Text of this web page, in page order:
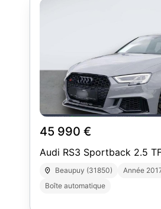
45 990 €
Audi RS3 Sportback 2.5
Beaupuy (31850) Année
Boîte automatique